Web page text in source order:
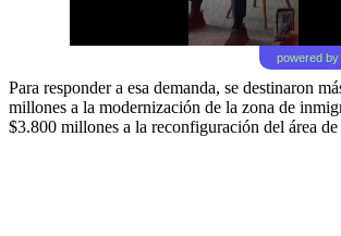
powered by
Para responder a esa demanda, se destinaron
millones a la modernización de la zona de
$3.800 millones a la reconfiguración del área